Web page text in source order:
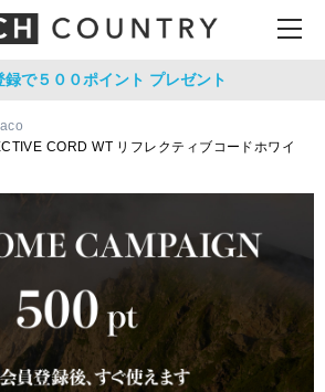
録で５００ポイント プレゼント
CORD WT リフレクティブコードホワイ